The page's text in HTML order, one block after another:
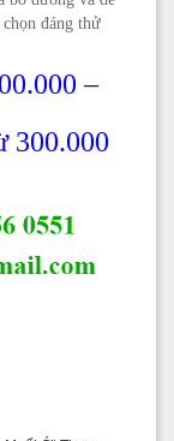
đáng thử
–
300.000